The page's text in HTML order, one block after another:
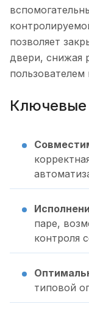
позволяет
двери, снижая
паре,
контроля
типовой